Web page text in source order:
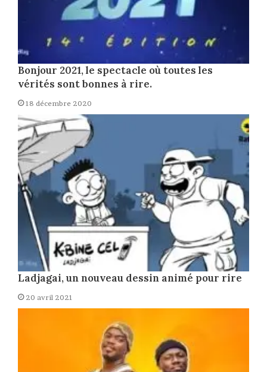
Bonjour 2021, le spectacle où toutes les
vérités sont bonnes à rire.
18 décembre 2020
Ladjagai, un nouveau dessin animé pour rire
20 avril 2021